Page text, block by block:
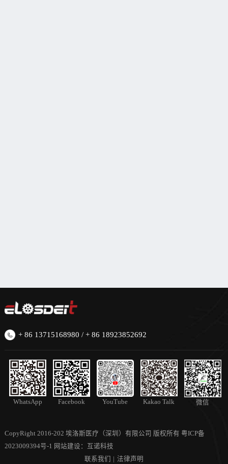
+ 86 13715168980 / + 86 18923852692
WhatsApp Facebook YouTube Kakao Talk 微信
CopyRight 2016-202 埃洛斯医疗（深圳）有限公司 版权所有 粤ICP备
2023009394号-1 网站建设 ：
互诺科技
联系我们
法律声明